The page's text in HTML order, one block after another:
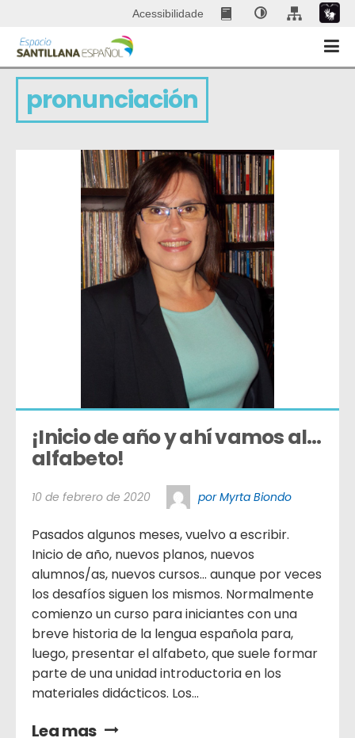
Acessibilidade
pronunciación
¡Inicio de año y ahí vamos al…
alfabeto!
10 de febrero de 2020 por Myrta Biondo
Pasados algunos meses, vuelvo a escribir.
Inicio de año, nuevos planos, nuevos
alumnos/as, nuevos cursos… aunque por veces
los desafíos siguen los mismos. Normalmente
comienzo un curso para iniciantes con una
breve historia de la lengua española para,
luego, presentar el alfabeto, que suele formar
parte de una unidad introductoria en los
materiales didácticos. Los...
Lea mas